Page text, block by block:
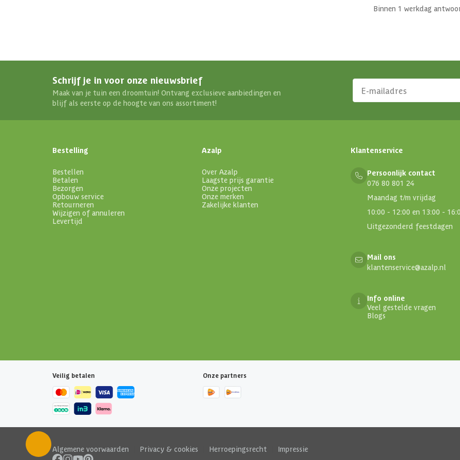
Binnen 1 werkdag
Schrijf je in voor onze nieuwsbrief
Maak van je tuin een droomtuin! Ontvang exclusieve aanbiedingen en
blijf als eerste op de hoogte van ons assortiment!
Bestelling
Bestellen
Betalen
Bezorgen
Opbouw service
Retourneren
Wijzigen of annuleren
Levertijd
Azalp
Over Azalp
Laagste prijs garantie
Onze projecten
Onze merken
Zakelijke klanten
Klantenservice
Persoonlijk contact
076 80 801 24
Maandag t/m vrijdag
10:00 - 12:00 en 13:00 -
Uitgezonderd feestdagen
Mail ons
klantenservice@azalp.nl
Info online
Veel gestelde vragen
Blogs
Veilig betalen Onze partners
Algemene voorwaarden Privacy & cookies Herroepingsrecht Impressie